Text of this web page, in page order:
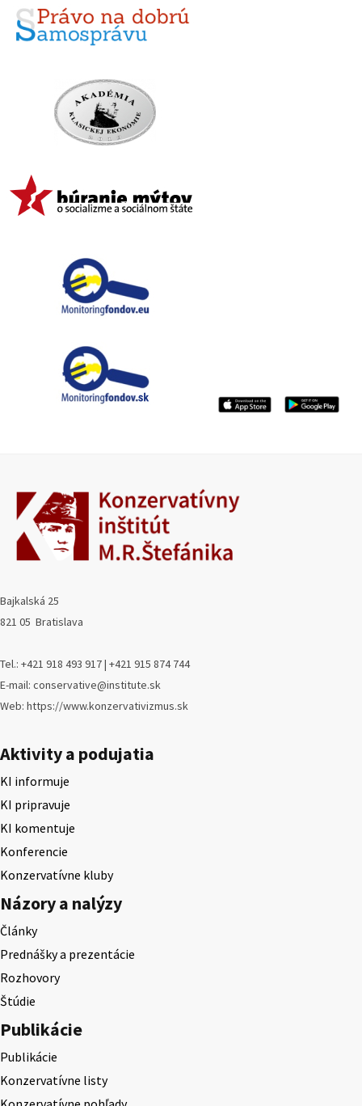
Bajkalská 25
821 05 Bratislava
Tel.: +421 918 493 917 | +421 915 874 744
E-mail: conservative@institute.sk
Web: https://www.konzervativizmus.sk
Aktivity a podujatia
KI informuje
KI pripravuje
KI komentuje
Konferencie
Konzervatívne kluby
Názory a nalýzy
Články
Prednášky a prezentácie
Rozhovory
Štúdie
Publikácie
Publikácie
Konzervatívne listy